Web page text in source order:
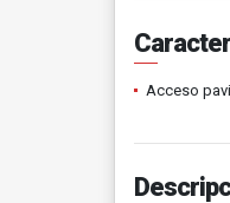
Acceso